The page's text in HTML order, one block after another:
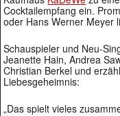
Cocktailempfang ein.
oder Hans Werner Meyer
Schauspieler und Neu-
Jeanette Hain, Andrea
Christian Berkel und
Liebesgeheimnis:
„Das spielt vieles